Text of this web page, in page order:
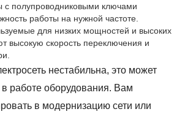
с полупроводниковыми ключами
работы на нужной частоте.
для низких мощностей и высоких
высокую скорость переключения и
нестабильна, это может
работе оборудования. Вам
в модернизацию сети или